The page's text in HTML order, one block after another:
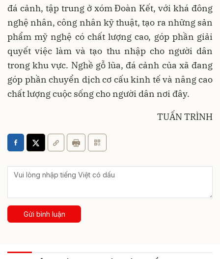
đá cảnh, tập trung ở xóm Đoàn Kết, với khá đông
nghệ nhân, công nhân kỹ thuật, tạo ra những sản
phẩm mỹ nghệ có chất lượng cao, góp phần giải
quyết việc làm và tạo thu nhập cho người dân
trong khu vực. Nghề gỗ lũa, đá cảnh của xã đang
góp phần chuyển dịch cơ cấu kinh tế và nâng cao
chất lượng cuộc sống cho người dân nơi đây.
TUẤN TRÌNH
Gửi bình luận